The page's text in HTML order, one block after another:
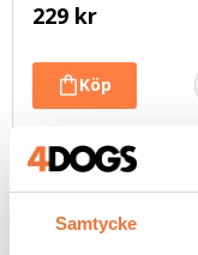
Samtycke
229 kr